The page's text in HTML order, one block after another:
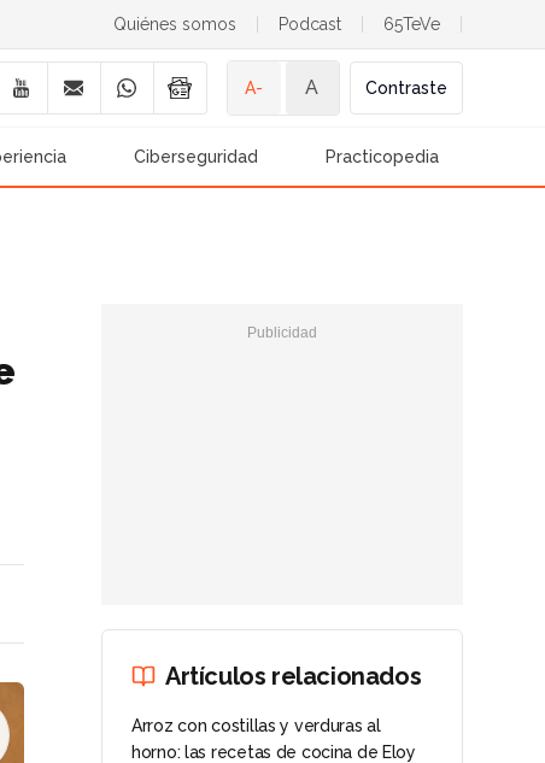
Quiénes somos Podcast 65TeVe
A- A Contraste
Ciberseguridad Practicopedia
Artículos relacionados
Arroz con costillas y verduras al
horno: las recetas de cocina de Eloy